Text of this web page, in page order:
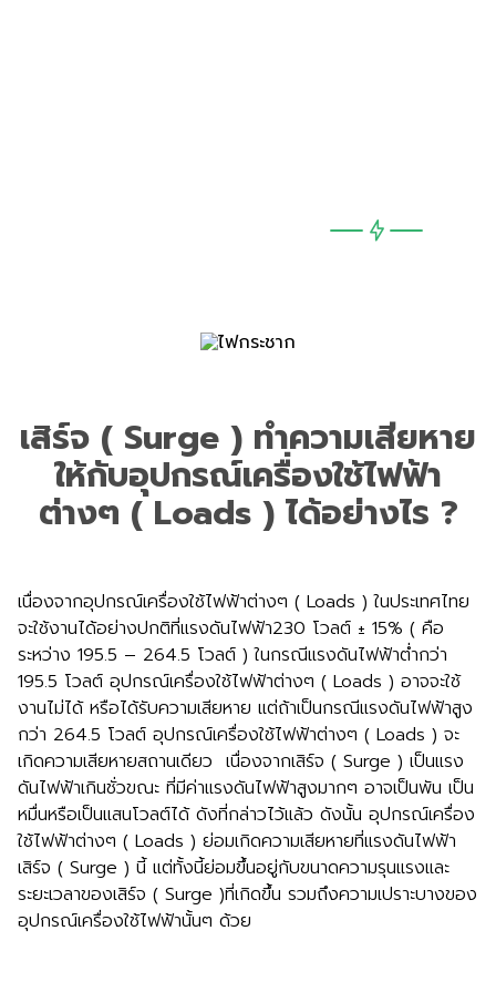
เสิร์จ ( Surge ) ทำความเสียหาย
ให้กับอุปกรณ์เครื่องใช้ไฟฟ้า
ต่างๆ ( Loads ) ได้อย่างไร ?
เนื่องจากอุปกรณ์เครื่องใช้ไฟฟ้าต่างๆ ( Loads ) ในประเทศไทย
จะใช้งานได้อย่างปกติที่แรงดันไฟฟ้า230 โวลต์ ± 15% ( คือ
ระหว่าง 195.5 – 264.5 โวลต์ ) ในกรณีแรงดันไฟฟ้าต่ำกว่า
195.5 โวลต์ อุปกรณ์เครื่องใช้ไฟฟ้าต่างๆ ( Loads ) อาจจะใช้
งานไม่ได้ หรือได้รับความเสียหาย แต่ถ้าเป็นกรณีแรงดันไฟฟ้าสูง
กว่า 264.5 โวลต์ อุปกรณ์เครื่องใช้ไฟฟ้าต่างๆ ( Loads ) จะ
เกิดความเสียหายสถานเดียว เนื่องจากเสิร์จ ( Surge ) เป็นแรง
ดันไฟฟ้าเกินชั่วขณะ ที่มีค่าแรงดันไฟฟ้าสูงมากๆ อาจเป็นพัน เป็น
หมื่นหรือเป็นแสนโวลต์ได้ ดังที่กล่าวไว้แล้ว ดังนั้น อุปกรณ์เครื่อง
ใช้ไฟฟ้าต่างๆ ( Loads ) ย่อมเกิดความเสียหายที่แรงดันไฟฟ้า
เสิร์จ ( Surge ) นี้ แต่ทั้งนี้ย่อมขึ้นอยู่กับขนาดความรุนแรงและ
ระยะเวลาของเสิร์จ ( Surge )ที่เกิดขึ้น รวมถึงความเปราะบางของ
อุปกรณ์เครื่องใช้ไฟฟ้านั้นๆ ด้วย